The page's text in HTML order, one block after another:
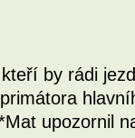
by rádi
upozornil